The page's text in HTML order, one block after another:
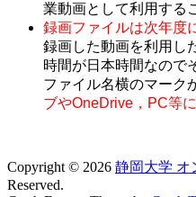
業動画として利用する
録画ファイルは次年度
録画した動画を利用し
時間が日本時間なので
ファイル名横のマーク
ブやOneDrive，PC等
Copyright © 2026 静岡大学 オ
Reserved.